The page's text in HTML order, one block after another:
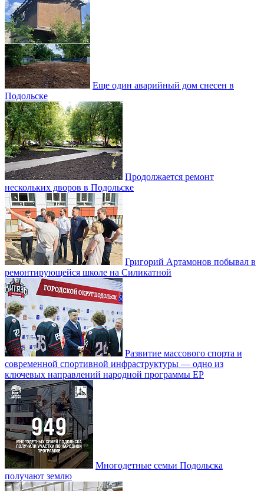
Еще один аварийный дом снесен в
Подольске
Продолжается ремонт
нескольких дворов в Подольске
Григорий Артамонов побывал в
ремонтирующейся школе на Силикатной
Развитие массового спорта и
современной спортивной инфраструктуры — одно из
ключевых направлений народной программы ЕР
Многодетные семьи Подольска
получают землю